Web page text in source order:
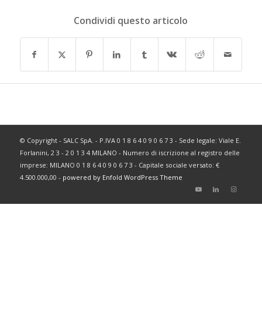
Condividi questo articolo
© Copyright - SALC SpA. - P.IVA 0 1 8 6 4 0 9 0 6 7 3 - Sede legale: Viale E.
Forlanini, 2 3 - 2 0 1 3 4 MILANO - Numero di iscrizione al registro delle
imprese: MILANO 0 1 8 6 4 0 9 0 6 7 3 - Capitale sociale versato: €
4.500.000,00 - powered by Enfold WordPress Theme